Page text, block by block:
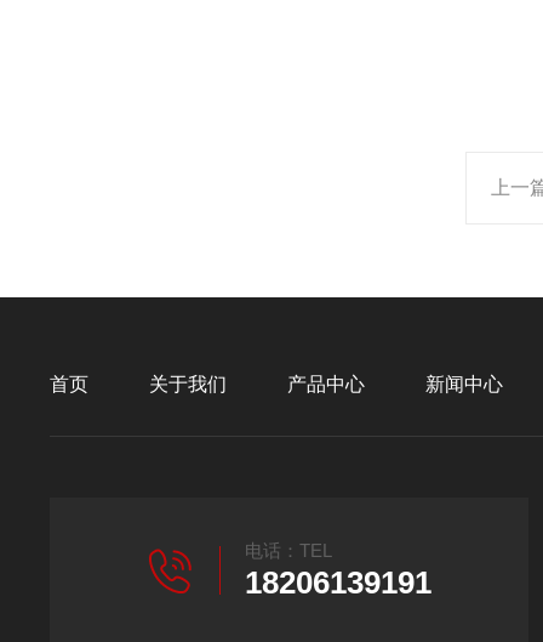
上一
首页 关于我们 产品中心 新闻中心
电话：TEL
18206139191